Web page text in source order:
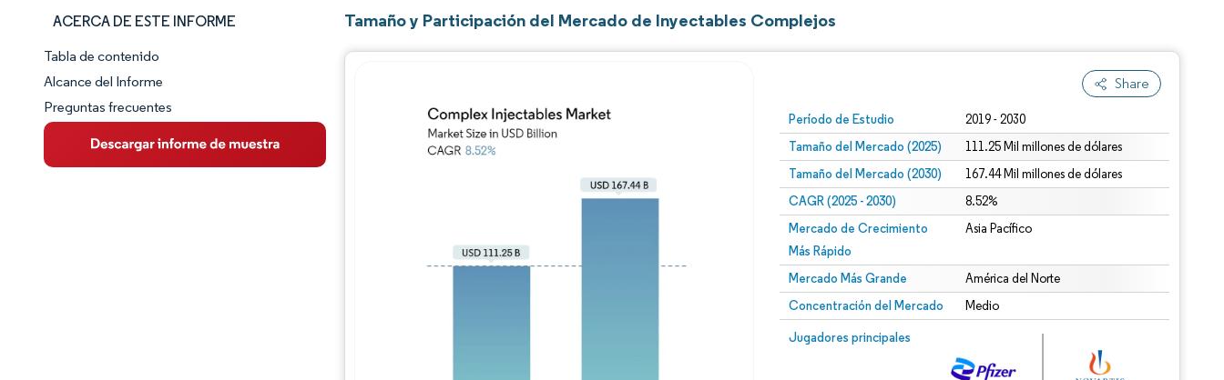
ACERCA DE ESTE INFORME
Panorama del Mercado
Visión General del Mercado
Tendencias Principales del Mercado
Tabla de contenido
Alcance del Informe
Preguntas frecuentes
Tamaño y Participación del Mercado de Inyectables Complejos
Share
Período de Estudio 2019 - 2030
Tamaño del Mercado (2025) 111.25 Mil millones de dólares
Tamaño del Mercado (2030) 167.44 Mil millones de dólares
CAGR (2025 - 2030) 8.52%
Mercado de Crecimiento
Más Rápido
Asia Pacífico
Mercado Más Grande América del Norte
Concentración del Mercado Medio
Jugadores principales